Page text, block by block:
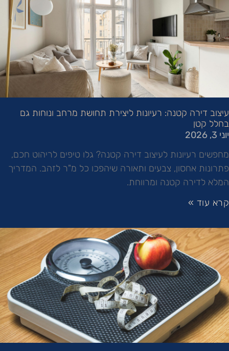
עיצוב דירה קטנה: רעיונות ליצירת תחושת מרחב ונוחות גם
בחלל קטן
יוני 3, 2026
מחפשים רעיונות לעיצוב דירה קטנה? גלו טיפים לריהוט חכם,
פתרונות אחסון, צבעים ותאורה שיהפכו כל מ"ר לזהב. המדריך
המלא לדירה קטנה ומרווחת.
קרא עוד »